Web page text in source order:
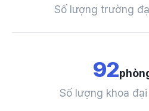
Số lượng trường
92
Số lượng khoa